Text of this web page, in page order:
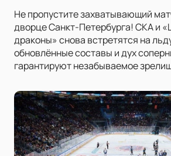
Не пропустите захватывающий
дворце Санкт-Петербурга! СКА и
драконы» снова встретятся на
обновлённые составы и дух
гарантируют незабываемое